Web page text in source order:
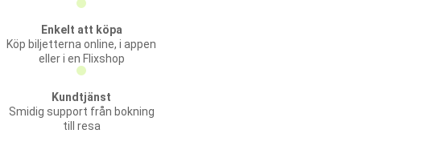
Enkelt att köpa
Köp biljetterna online, i appen
eller i en Flixshop
Kundtjänst
Smidig support från bokning
till resa